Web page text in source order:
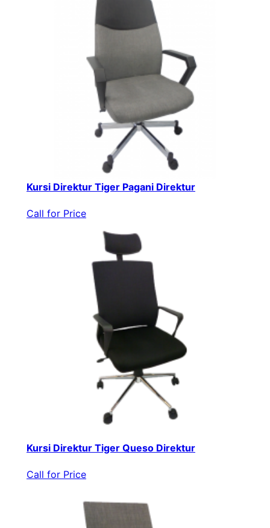
Kursi Direktur Tiger Pagani Direktur
Call for Price
Kursi Direktur Tiger Queso Direktur
Call for Price